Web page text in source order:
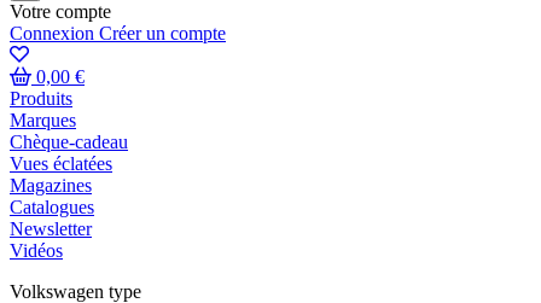
Votre compte
Connexion Créer un compte
0,00 €
Produits
Marques
Chèque-cadeau
Vues éclatées
Magazines
Catalogues
Newsletter
Vidéos
Volkswagen type